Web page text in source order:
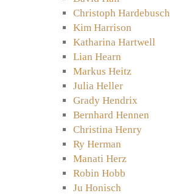
Christoph Hardebusch
Kim Harrison
Katharina Hartwell
Lian Hearn
Markus Heitz
Julia Heller
Grady Hendrix
Bernhard Hennen
Christina Henry
Ry Herman
Manati Herz
Robin Hobb
Ju Honisch